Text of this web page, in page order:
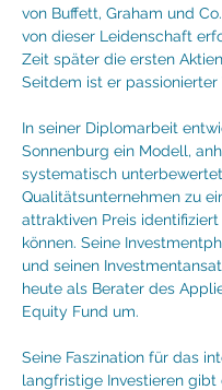
von Buffett, Graham und
von dieser Leidenschaft
Zeit später die ersten
Seitdem ist er passionierter
In seiner Diplomarbeit
Sonnenburg ein Modell,
systematisch
Qualitätsunternehmen zu
attraktiven Preis
können. Seine
und seinen
heute als Berater des
Equity Fund um.
Seine Faszination für das
langfristige Investieren gibt